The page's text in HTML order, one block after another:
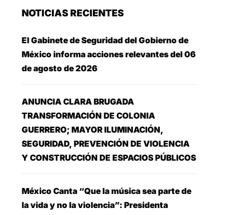
NOTICIAS RECIENTES
El Gabinete de Seguridad del Gobierno de
México informa acciones relevantes del 06
de agosto de 2026
ANUNCIA CLARA BRUGADA
TRANSFORMACIÓN DE COLONIA
GUERRERO; MAYOR ILUMINACIÓN,
SEGURIDAD, PREVENCIÓN DE VIOLENCIA
Y CONSTRUCCIÓN DE ESPACIOS PÚBLICOS
México Canta “Que la música sea parte de
la vida y no la violencia”: Presidenta